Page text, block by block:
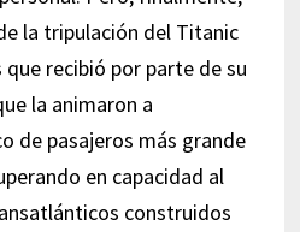
la tripulación del Titanic
recibió por parte de su
la animaron a
de pasajeros más grande
en capacidad al
construidos